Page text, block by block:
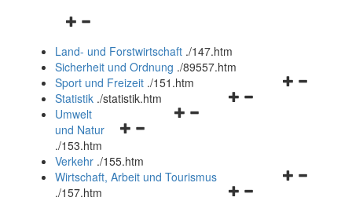
Navigationsmenü
und
schließen
Land- und Forstwirtschaft ./147.htm
Sicherheit und Ordnung ./89557.htm
Navigationsmenü
Sport und Freizeit ./151.htm
Navigationsmenü
Statistik ./statistik.htm
Navigationsmenü
und
schließen
Umwelt
und Natur
./153.htm
Verkehr ./155.htm
Navigationsmenü
Wirtschaft, Arbeit und Tourismus
./157.htm